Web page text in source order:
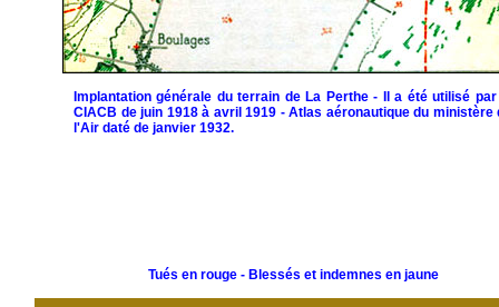
Implantation générale du terrain de La Perthe - Il a été utilisé
CIACB de juin 1918 à avril 1919 - Atlas aéronautique du ministère
l'Air daté de janvier 1932.
Tués en rouge - Blessés et indemnes en jaune